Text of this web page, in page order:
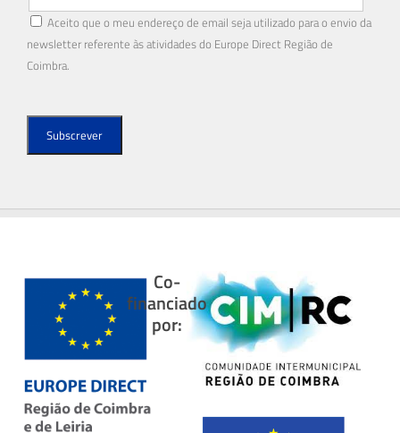
Aceito que o meu endereço de email seja utilizado para o envio da
newsletter referente às atividades do Europe Direct Região de
Coimbra.
Co-
financiado
por: